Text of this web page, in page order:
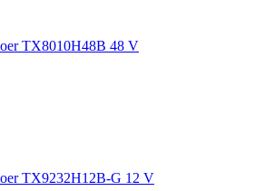
TX8010H48B 48 V
TX9232H12B-G 12 V